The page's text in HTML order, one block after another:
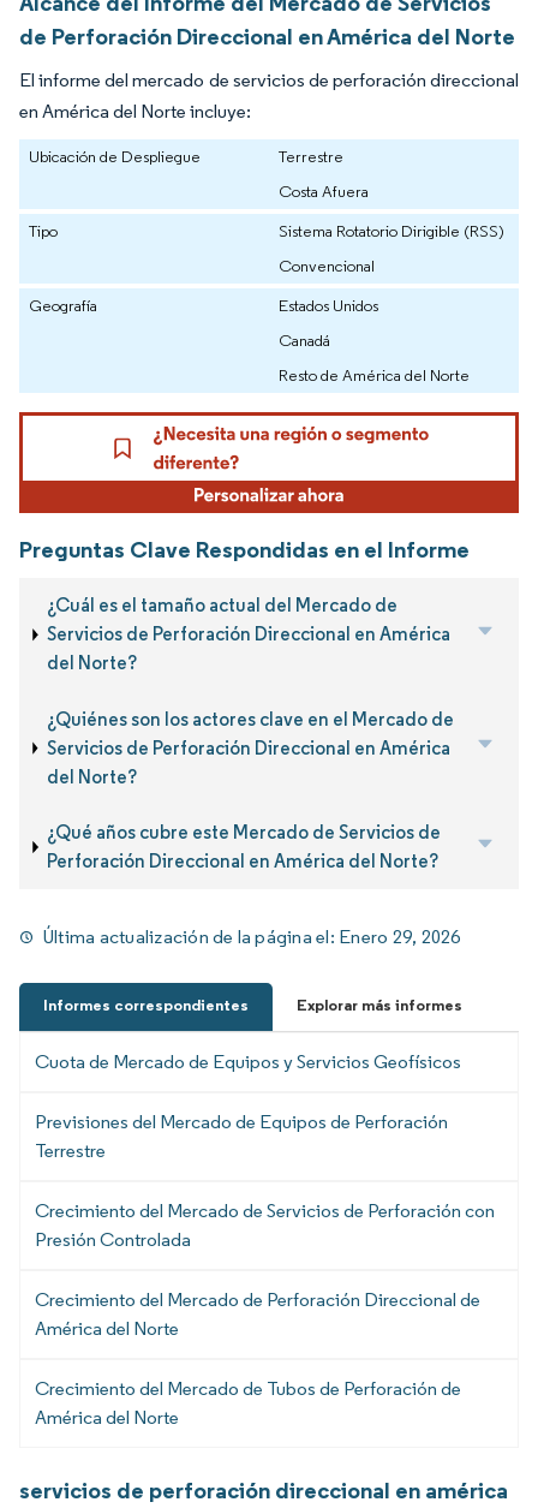
de Perforación Direccional en América del Norte
El informe del mercado de servicios de perforación direccional
en América del Norte incluye:
Ubicación de Despliegue
Terrestre
Costa Afuera
Tipo
Sistema Rotatorio Dirigible (RSS)
Convencional
Geografía
Estados Unidos
Canadá
Resto de América del Norte
Preguntas Clave Respondidas en el Informe
¿Cuál es el tamaño actual del Mercado de
Servicios de Perforación Direccional en América
del Norte?
¿Quiénes son los actores clave en el Mercado de
Servicios de Perforación Direccional en América
del Norte?
¿Qué años cubre este Mercado de Servicios de
Perforación Direccional en América del Norte?
Última actualización de la página el: Enero 29, 2026
Informes correspondientes Explorar más informes
Cuota de Mercado de Equipos y Servicios Geofísicos
Previsiones del Mercado de Equipos de Perforación
Terrestre
Crecimiento del Mercado de Servicios de Perforación con
Presión Controlada
Crecimiento del Mercado de Perforación Direccional de
América del Norte
Crecimiento del Mercado de Tubos de Perforación de
América del Norte
servicios de perforación direccional en américa